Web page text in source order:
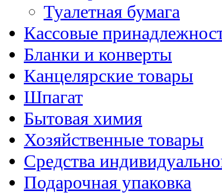
Туалетная бумага
Кассовые
Бланки и конверты
Канцелярские товары
Шпагат
Бытовая химия
Хозяйственные товары
Средства
Подарочная упаковка